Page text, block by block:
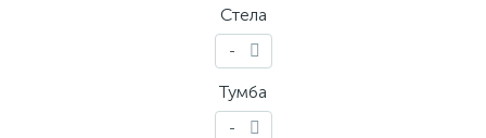
Стела
-
Тумба
-